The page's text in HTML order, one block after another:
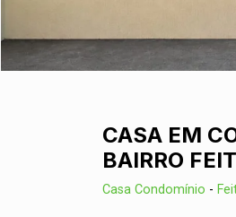
CASA EM
BAIRRO
Casa Condomínio -